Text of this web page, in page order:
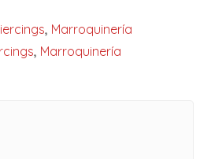
, Marroquinería
, Marroquinería